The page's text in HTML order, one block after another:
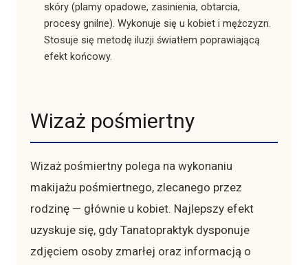
skóry (plamy opadowe, zasinienia, obtarcia,
procesy gnilne). Wykonuje się u kobiet i mężczyzn.
Stosuje się metodę iluzji światłem poprawiającą
efekt końcowy.
Wizaż pośmiertny
Wizaż pośmiertny polega na wykonaniu
makijażu pośmiertnego, zlecanego przez
rodzinę — głównie u kobiet. Najlepszy efekt
uzyskuje się, gdy Tanatopraktyk dysponuje
zdjęciem osoby zmarłej oraz informacją o